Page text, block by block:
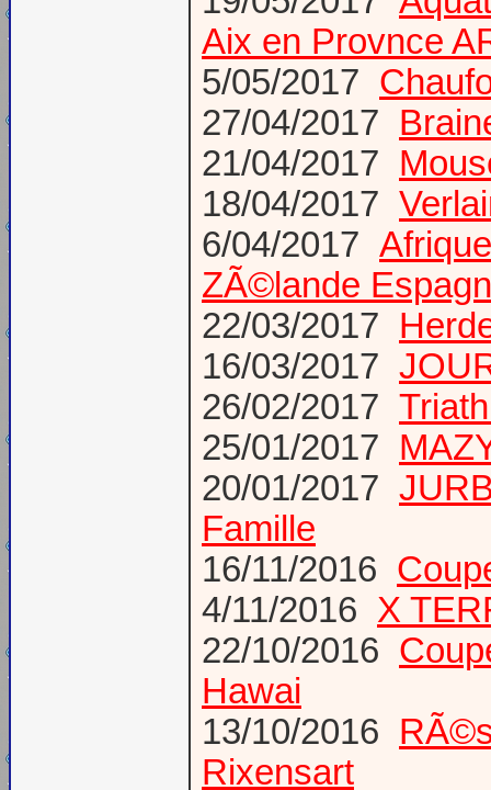
Aix en Provnce
5/05/2017
27/04/2017
21/04/2017
18/04/2017
6/04/2017
ZÃ©lande
22/03/2017
16/03/2017
26/02/2017
25/01/2017
20/01/2017
Famille
16/11/2016
4/11/2016 X
22/10/2016
Hawai
13/10/2016
Rixensart